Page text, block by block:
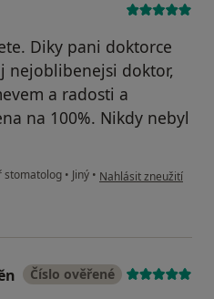
Diky pani doktorce
nejoblibenejsi doktor,
a radosti a
na 100%. Nikdy nebyl
stomatolog • Jiný • podle názoru
Nahlásit zneužití
Číslo ověřené